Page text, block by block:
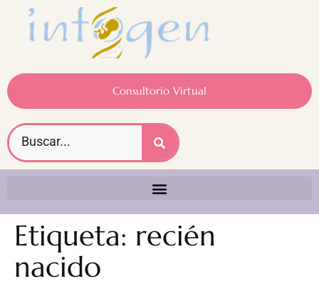
Consultorio Virtual
Etiqueta: recién
nacido